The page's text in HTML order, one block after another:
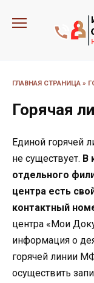
содержанию
ГЛАВНАЯ СТРАНИЦА »
Горячая
Единой горячей
не существует. В
отдельного
центра есть
контактный
центра «Мои
информация о
горячей линии
осуществить